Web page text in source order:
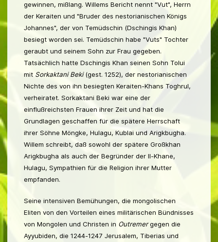
gewinnen, mißlang. Willems Bericht nennt "Vut", Herrn
der Keraiten und "Bruder des nestorianischen Königs
Johannes", der von Temüdschin (Dschingis Khan)
besiegt worden sei. Temüdschin habe "Vuts" Tochter
geraubt und seinem Sohn zur Frau gegeben.
Tatsächlich hatte Dschingis Khan seinen Sohn Tolui
mit Sorkaktani Beki(gest. 1252), der nestorianischen
Nichte des von ihn besiegten Keraiten-Khans Toghrul,
verheiratet. Sorkaktani Beki war eine der
einflußreichsten Frauen ihrer Zeit und hat die
Grundlagen geschaffen für die spätere Herrschaft
ihrer Söhne Möngke, Hulagu, Kublai und Arigkbugha.
Willem schreibt, daß sowohl der spätere Großkhan
Arigkbugha als auch der Begründer der Il-Khane,
Hulagu, Sympathien für die Religion ihrer Mutter
empfanden.
Seine intensiven Bemühungen, die mongolischen
Eliten von den Vorteilen eines militärischen Bündnisses
von Mongolen und Christen in Outremergegen die
Ayyubiden, die 1244-1247 Jerusalem, Tiberias und